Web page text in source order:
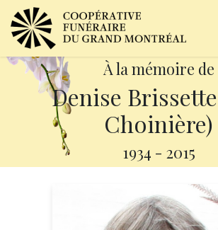
À la mémoire de
Denise
Choinière)
1934 - 2015